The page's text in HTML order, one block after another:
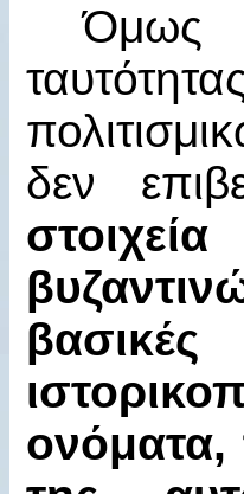
Όμως
δεν
ονόματα,